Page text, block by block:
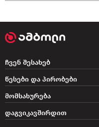
დაგვიკავშირდით
ჩვენ შესახებ
წესები და პირობები
მომსახურება